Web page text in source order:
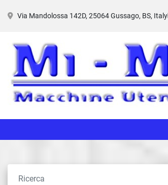
Via Mandolossa 142D, 25064 Gussago, BS, Italy